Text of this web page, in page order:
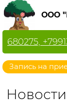
ООО
Запись на
680275,